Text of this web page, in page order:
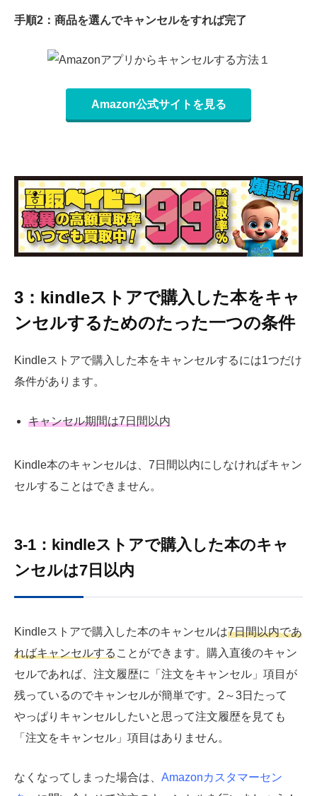
手順2：商品を選んでキャンセルをすれば完了
Amazon公式サイトを見る
3：kindleストアで購入した本をキャ
ンセルするためのたった一つの条件
Kindleストアで購入した本をキャンセルするには1つだけ
条件があります。
キャンセル期間は7日間以内
Kindle本のキャンセルは、7日間以内にしなければキャン
セルすることはできません。
3-1：kindleストアで購入した本のキャ
ンセルは7日以内
Kindleストアで購入した本のキャンセルは7日間以内であ
ればキャンセルする ことができます。購入直後のキャン
セルであれば、注文履歴に「注文をキャンセル」項目が
残っているのでキャンセルが簡単です。2～3日たって
やっぱりキャンセルしたいと思って注文履歴を見ても
「注文をキャンセル」項目はありません。
なくなってしまった場合は、 Amazonカスタマーセン